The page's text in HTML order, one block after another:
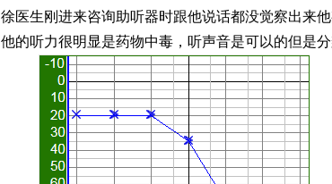
徐医生刚进来咨询助听器时跟他说话都没觉察出来
他的听力很明显是药物中毒，听声音是可以的但是分